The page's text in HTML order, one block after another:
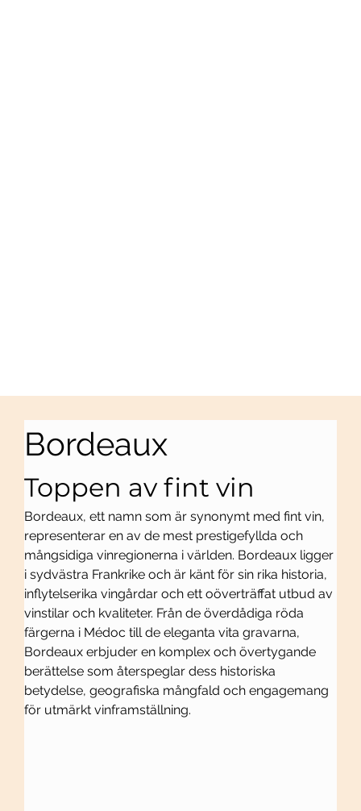
Bordeaux
Toppen av fint vin
Bordeaux, ett namn som är synonymt med fint vin,
representerar en av de mest prestigefyllda och
mångsidiga vinregionerna i världen. Bordeaux ligger
i sydvästra Frankrike och är känt för sin rika historia,
inflytelserika vingårdar och ett oöverträffat utbud av
vinstilar och kvaliteter. Från de överdådiga röda
färgerna i Médoc till de eleganta vita gravarna,
Bordeaux erbjuder en komplex och övertygande
berättelse som återspeglar dess historiska
betydelse, geografiska mångfald och engagemang
för utmärkt vinframställning.